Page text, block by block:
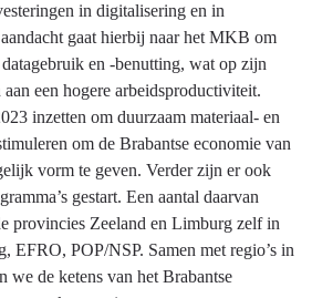
in digitalisering en in
gaat hierbij naar het MKB om
en -benutting, wat op zijn
een hogere arbeidsproductiviteit.
inzetten om duurzaam materiaal- en
om de Brabantse economie van
vorm te geven. Verder zijn er ook
gestart. Een aantal daarvan
provincies Zeeland en Limburg zelf in
EFRO, POP/NSP. Samen met regio’s in
we de ketens van het Brabantse